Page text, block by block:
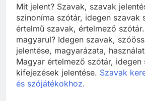
Mit jelent? Szavak, szavak
szinoníma szótár, idegen szavak
értelmű szavak, értelmező
magyarul? Idegen szavak,
jelentése, magyarázata,
Magyar értelmező szótár, idegen
kifejezések jelentése. Szavak
és szójátékokhoz.